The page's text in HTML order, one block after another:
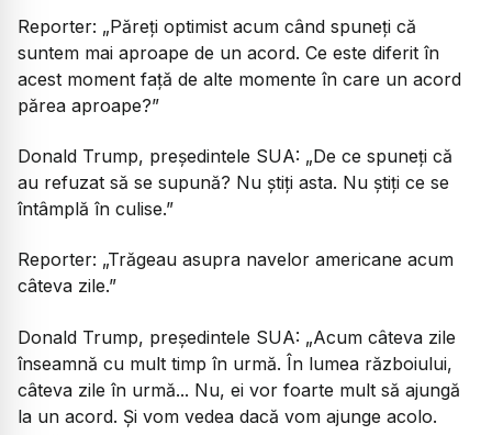
Reporter: „Păreți optimist acum când spuneți că
suntem mai aproape de un acord. Ce este diferit în
acest moment față de alte momente în care un acord
părea aproape?”
Donald Trump, președintele SUA: „De ce spuneți că
au refuzat să se supună? Nu știți asta. Nu știți ce se
întâmplă în culise.”
Reporter: „Trăgeau asupra navelor americane acum
câteva zile.”
Donald Trump, președintele SUA: „Acum câteva zile
înseamnă cu mult timp în urmă. În lumea războiului,
câteva zile în urmă... Nu, ei vor foarte mult să ajungă
la un acord. Și vom vedea dacă vom ajunge acolo.